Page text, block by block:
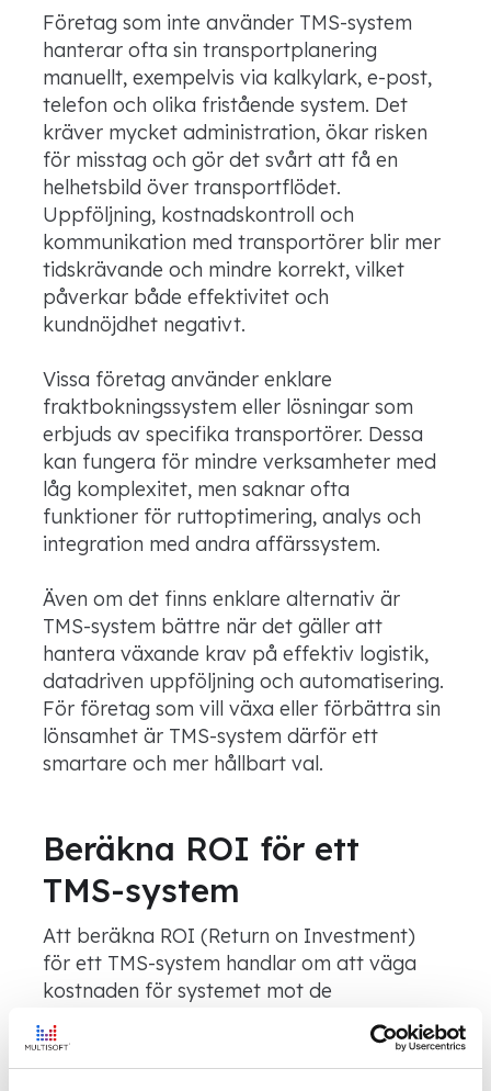
Företag som inte använder TMS-system
hanterar ofta sin transportplanering
manuellt, exempelvis via kalkylark, e-post,
telefon och olika fristående system. Det
kräver mycket administration, ökar risken
för misstag och gör det svårt att få en
helhetsbild över transportflödet.
Uppföljning, kostnadskontroll och
kommunikation med transportörer blir mer
tidskrävande och mindre korrekt, vilket
påverkar både effektivitet och
kundnöjdhet negativt.
Vissa företag använder enklare
fraktbokningssystem eller lösningar som
erbjuds av specifika transportörer. Dessa
kan fungera för mindre verksamheter med
låg komplexitet, men saknar ofta
funktioner för ruttoptimering, analys och
integration med andra affärssystem.
Även om det finns enklare alternativ är
TMS-system bättre när det gäller att
hantera växande krav på effektiv logistik,
datadriven uppföljning och automatisering.
För företag som vill växa eller förbättra sin
lönsamhet är TMS-system därför ett
smartare och mer hållbart val.
Beräkna ROI för ett
TMS-system
Att beräkna ROI (Return on Investment)
för ett TMS-system handlar om att väga
kostnaden för systemet mot de
besparingar och intäktsökningar det
möjliggör. Precis som i övriga delar av
verksamheten finns det pengar att tjäna